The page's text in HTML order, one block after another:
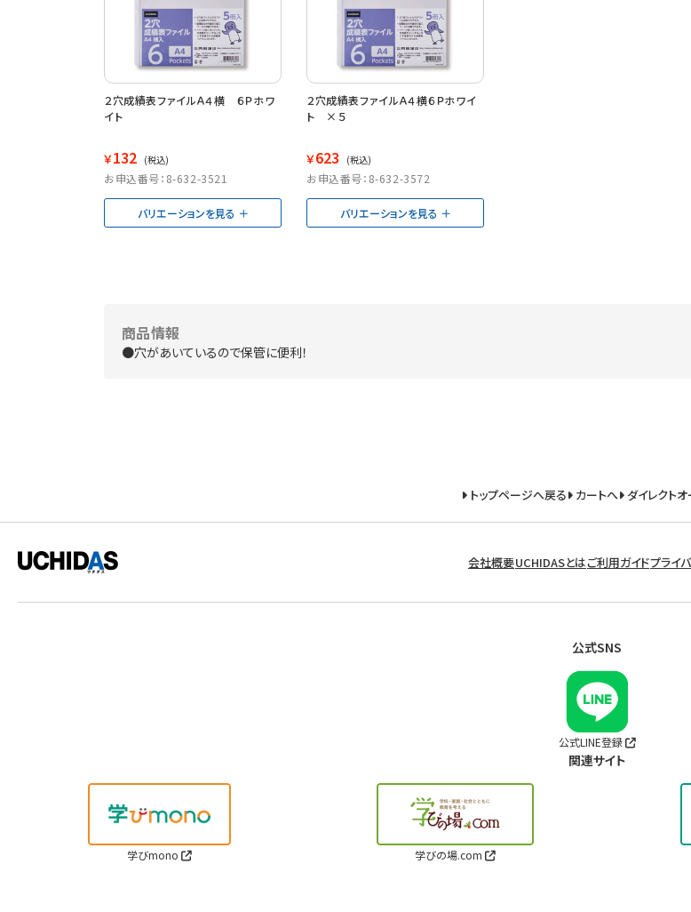
２穴成績表ファイルＡ４横 ６Ｐホワ
イト
￥132 (税込)
お申込番号：8-632-3521
バリエーションを見る
２穴成績表ファイルＡ４横６Ｐホワイ
ト ×５
￥623 (税込)
お申込番号：8-632-3572
バリエーションを見る
商品情報
●穴があいているので保管に便利！
トップページへ戻る カートへ ダイレクト
会社概要UCHIDASとはご利用ガイドプライ
公式SNS
公式LINE登録
関連サイト
学びmono 学びの場.com